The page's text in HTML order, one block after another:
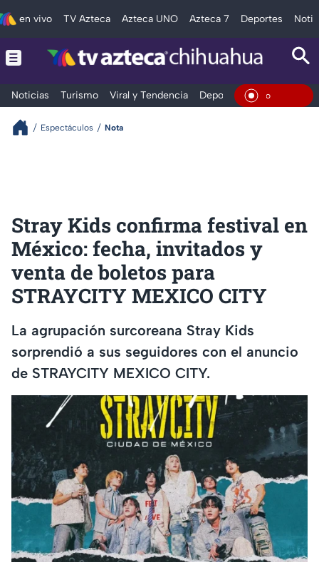
en vivo TV Azteca Azteca UNO Azteca 7 Deportes
Noticias Turismo Viral y Tendencia Deportes Espectáculos
En Vivo
Espectáculos Nota
Stray Kids confirma festival en
México: fecha, invitados y
venta de boletos para
STRAYCITY MEXICO CITY
La agrupación surcoreana Stray Kids
sorprendió a sus seguidores con el anuncio
de STRAYCITY MEXICO CITY.